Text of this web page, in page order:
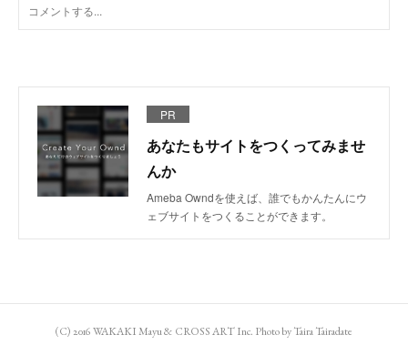
PR
あなたもサイトをつくってみませ
んか
Ameba Owndを使えば、誰でもかんたんにウ
ェブサイトをつくることができます。
(C) 2016 WAKAKI Mayu & CROSS ART Inc. Photo by Taira Tairadate